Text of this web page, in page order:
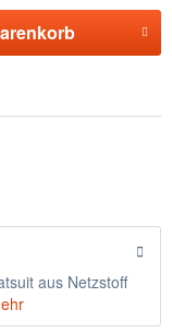
aus Netzstoff